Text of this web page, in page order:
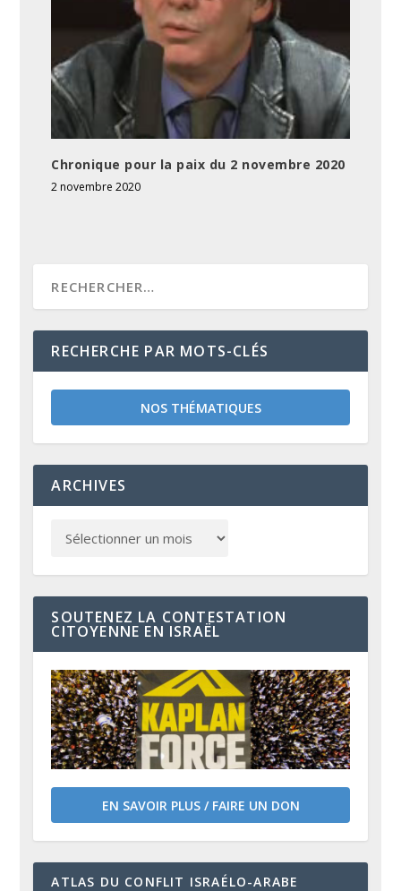
Chronique pour la paix du 2 novembre 2020
2 novembre 2020
RECHERCHE PAR MOTS-CLÉS
NOS THÉMATIQUES
ARCHIVES
SOUTENEZ LA CONTESTATION
CITOYENNE EN ISRAËL
EN SAVOIR PLUS / FAIRE UN DON
ATLAS DU CONFLIT ISRAÉLO-ARABE